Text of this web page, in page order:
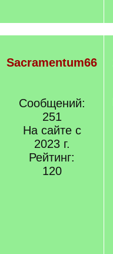
Sacramentum66
Сообщений:
251
На сайте с
2023 г.
Рейтинг:
120